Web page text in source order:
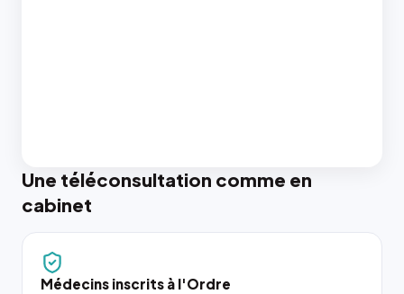
Une téléconsultation comme en
cabinet
Médecins inscrits à l'Ordre